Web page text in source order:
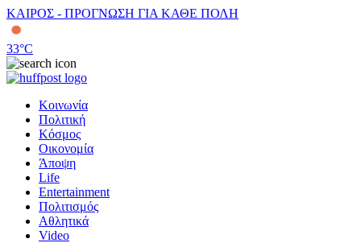
ΚΑΙΡΟΣ - ΠΡΟΓΝΩΣΗ ΓΙΑ ΚΑΘΕ ΠΟΛΗ
33°C
Κοινωνία
Πολιτική
Κόσμος
Οικονομία
Άποψη
Life
Entertainment
Πολιτισμός
Αθλητικά
Video